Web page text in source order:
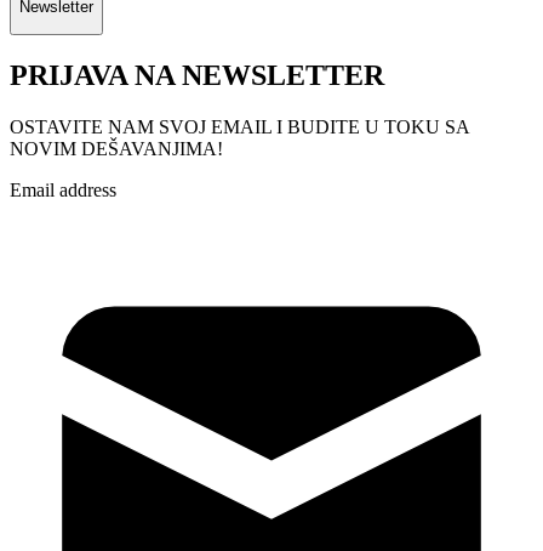
Newsletter
PRIJAVA NA NEWSLETTER
OSTAVITE NAM SVOJ EMAIL I BUDITE U TOKU SA
NOVIM DEŠAVANJIMA!
Email address